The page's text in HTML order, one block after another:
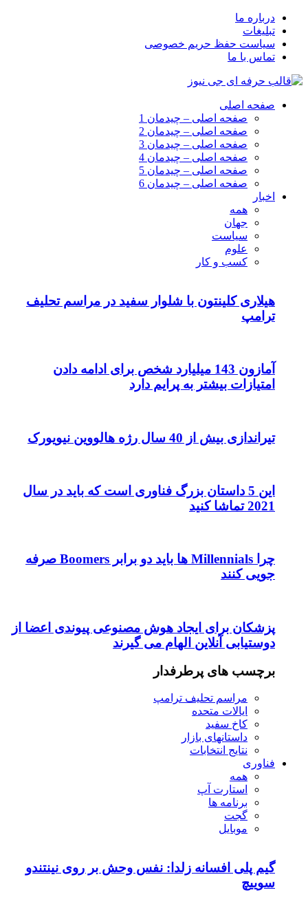
درباره ما
تبلیغات
سیاست حفظ حریم خصوصی
تماس با ما
صفحه اصلی
صفحه اصلی – چیدمان 1
صفحه اصلی – چیدمان 2
صفحه اصلی – چیدمان 3
صفحه اصلی – چیدمان 4
صفحه اصلی – چیدمان 5
صفحه اصلی – چیدمان 6
اخبار
همه
جهان
سیاست
علوم
کسب و کار
هیلاری کلینتون با شلوار سفید در مراسم تحلیف
ترامپ
آمازون 143 میلیارد شخص برای ادامه دادن
امتیازات بیشتر به پرایم دارد
تیراندازی بیش از 40 سال رژه هالووین نیویورک
این 5 داستان بزرگ فناوری است که باید در سال
2021 تماشا کنید
چرا Millennials ها باید دو برابر Boomers صرفه
جویی کنند
پزشکان برای ایجاد هوش مصنوعی پیوندی اعضا از
دوستیابی آنلاین الهام می گیرند
برچسب های پرطرفدار
مراسم تحلیف ترامپ
ایالات متحده
کاخ سفید
داستانهای بازار
نتایج انتخابات
فناوری
همه
استارت آپ
برنامه ها
گجت
موبایل
گیم پلی افسانه زلدا: نفس وحش بر روی نینتندو
سوییچ